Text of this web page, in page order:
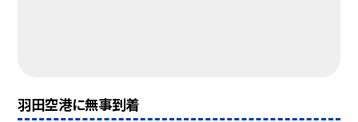
羽田空港に無事到着